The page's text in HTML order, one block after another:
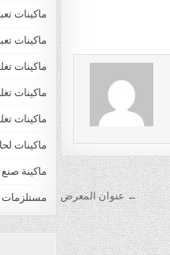
← عنوان المعرض
ماكينات
ماكينات
ماكينات
ماكينات
ماكينات
ماكينات
ماكينة صنع
مستلزمات